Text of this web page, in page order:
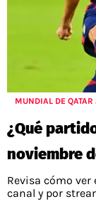
MUNDIAL DE
¿Qué
noviembre
Revisa cómo
canal y por